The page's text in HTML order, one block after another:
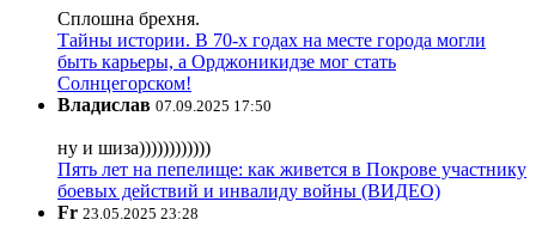
Сплошна брехня.
Тайны истории. В 70-х годах на месте города могли
быть карьеры, а Орджоникидзе мог стать
Солнцегорском!
Владислав 07.09.2025 17:50
ну и шиза))))))))))))
Пять лет на пепелище: как живется в Покрове участнику
боевых действий и инвалиду войны (ВИДЕО)
Fr 23.05.2025 23:28